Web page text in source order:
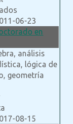
06-23
en
análisis
lógica de
geometría
08-15